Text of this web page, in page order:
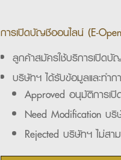
การเปิดบัญชีออนไลน์ (E-
ลูกค้าสมัครใช้บริการเปิด
บริษัทฯ ได้รับข้อมูลและทำ
Approved อนุมัติการ
Need Modification บ
Rejected บริษัทฯ ไม่